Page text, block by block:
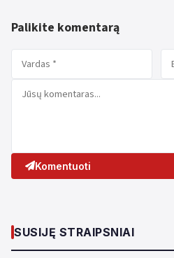
Palikite komentarą
Komentuoti
SUSIJĘ STRAIPSNIAI